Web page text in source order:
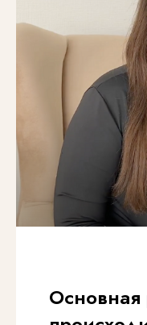
Основная